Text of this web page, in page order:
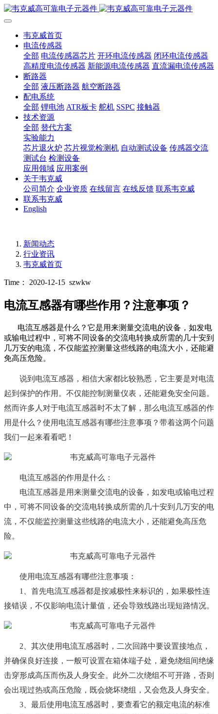
韦克威首页
电流传感器
全部 电流传感器芯片 开环电流传感器 闭环电流传感器
高精度电流传感器 新能源电流传感器 直流漏电流传感器
断路器
全部 液压断路器 航空断路器
配电系统
全部 锂电池 ATR板卡 舵机 SSPC 接触器
技术资源
全部 替代方案
实验能力
芯片退火炉 芯片视觉检测机 自动测试设备 传感器交流
测试台 检测设备
应用领域 应用案例
关于韦克威
公司简介 企业资质 在线留言 在线反馈 联系韦克威
联系韦克威
English
新闻动态
行业资讯
韦克威首页
Time： 2020-12-15 szwkw
电流互感器有哪些作用？注意事项？
电流互感器是什么？它是用来测量交流电的设备，如发电
或输电过程中，可将不同设备的交流电转换成所需的几十安到
几万安的电流，不仅能监控测量这些线路的电流大小，还能避
免高压危险。
说到电流互感器，相信大家都比较熟悉，它主要是对电流
起到保护的作用。不仅能控制测量仪表，还能避免安全问题。
然而许多人对于电流互感器时不太了解，那么电流互感器的作
用是什么？使用电流互感器有哪些注意事项？带着这两个问题
我们一起来看看吧！
电流互感器的作用是什么：
电流互感器是用来测量交流电的设备，如发电或输电过程
中，可将不同设备的交流电转换成所需的几十安到几万安的电
流，不仅能监控测量这些线路的电流大小，还能避免高压危
险。
使用电流互感器有哪些注意事项：
1、首先电流互感器都是按减极性来标识的，如果极性连
接错误，不仅影响电流计量值，还会导致线路出现短路情况。
2、其次使用电流互感器时，二次回路中要设置接地点，
并确保良好连接，一般可设置在箱体端子处，避免绕组间绝缘
击穿形成高压而伤及人身安全。此外二次绕组不可开路，否则
会出现过热或高压危险，既会烧坏绕组，又会危及人身安全。
3、最后使用电流互感器时，要查看它的额定电流的标准